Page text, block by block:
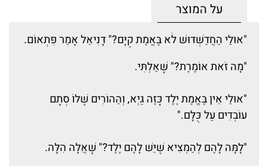
על המוצר
"אוּלַי הַחֲדַשְׁדּוּשׁ לֹא בֶּאֱמֶת קַיָּם?" דָּנִיאֵל אָמַר פִּתְאוֹם.
"מָה זֹאת אוֹמֶרֶת?" שָׁאַלְתִּי.
"אוּלַי אֵין בֶּאֱמֶת יֶלֶד כָּזֶה גַּיְא, וְהַהוֹרִים שֶׁלּוֹ סְתָם
עוֹבְדִים עַל כֻּלָּם."
"לָמָּה לָהֶם לְהַמְצִיא שֶׁיֵּשׁ לָהֶם יֶלֶד?" שָׁאֲלָה הִלָּה.